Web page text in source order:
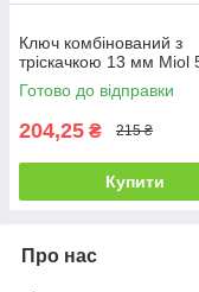
Ключ комбінований з
тріскачкою 13 мм Miol
Готово до відправки
204,25 ₴ 215 ₴
Купити
Про нас